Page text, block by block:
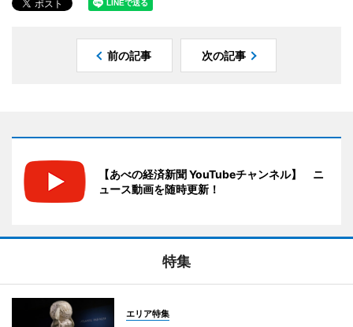
前の記事 次の記事
【あべの経済新聞 YouTubeチャンネル】 ニ
ュース動画を随時更新！
特集
エリア特集